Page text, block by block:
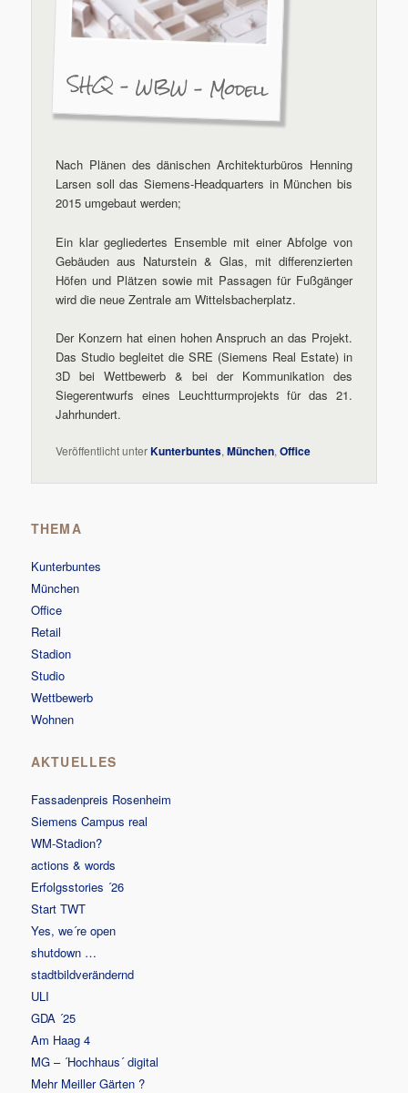
SHQ – WBW – Modell
Nach Plänen des dänischen Architekturbüros Henning
Larsen soll das Siemens-Headquarters in München bis
2015 umgebaut werden;
Ein klar gegliedertes Ensemble mit einer Abfolge von
Gebäuden aus Naturstein & Glas, mit differenzierten
Höfen und Plätzen sowie mit Passagen für Fußgänger
wird die neue Zentrale am Wittelsbacherplatz.
Der Konzern hat einen hohen Anspruch an das Projekt.
Das Studio begleitet die SRE (Siemens Real Estate) in
3D bei Wettbewerb & bei der Kommunikation des
Siegerentwurfs eines Leuchtturmprojekts für das 21.
Jahrhundert.
Veröffentlicht unterKunterbuntes,München,Office
THEMA
Kunterbuntes
München
Office
Retail
Stadion
Studio
Wettbewerb
Wohnen
AKTUELLES
Fassadenpreis Rosenheim
Siemens Campus real
WM-Stadion?
actions & words
Erfolgsstories ´26
Start TWT
Yes, we´re open
shutdown …
stadtbildverändernd
ULI
GDA ´25
Am Haag 4
MG – ´Hochhaus´ digital
Mehr Meiller Gärten ?